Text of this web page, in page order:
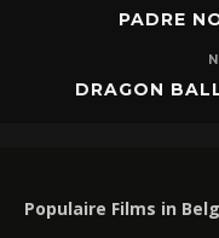
PADRE
DRAGON
Populaire Films in